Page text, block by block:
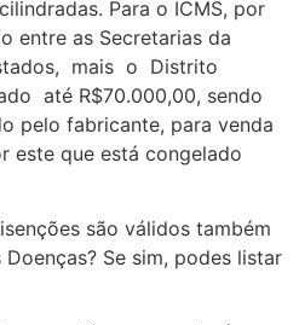
Para o ICMS, por
entre as Secretarias da
mais o Distrito
até R$70.000,00, sendo
pelo fabricante, para venda
este que está congelado
são válidos também
Se sim, podes listar